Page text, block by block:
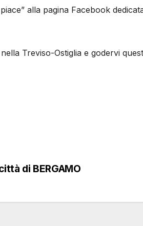
alla pagina Facebook
Treviso-Ostiglia e godervi
di BERGAMO